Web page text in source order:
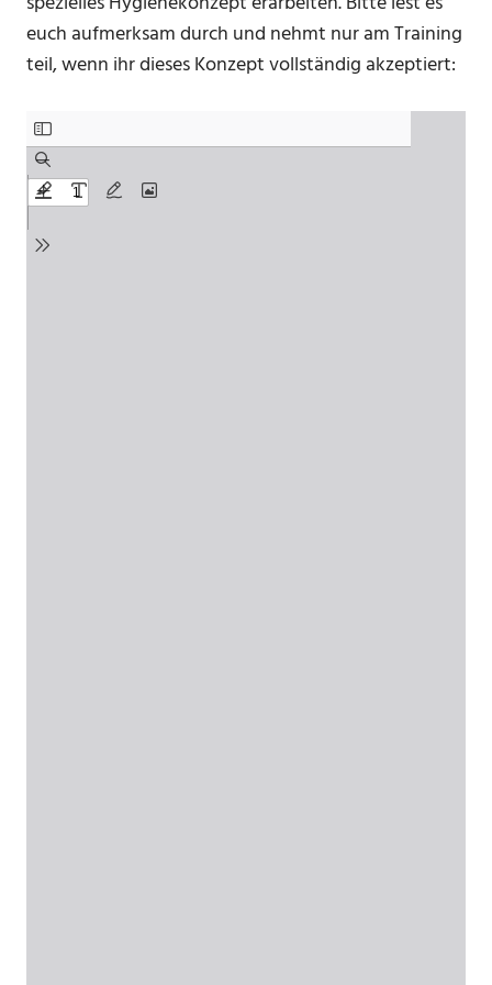
euch aufmerksam durch und nehmt nur am Training
teil, wenn ihr dieses Konzept vollständig akzeptiert: